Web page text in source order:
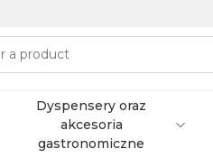
Dyspensery oraz
akcesoria
gastronomiczne